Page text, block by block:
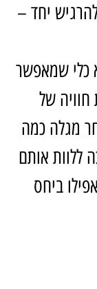
יחד –
כלי שמאפשר
חוויה של
מגלה כמה
ללוות אותם
ביחס